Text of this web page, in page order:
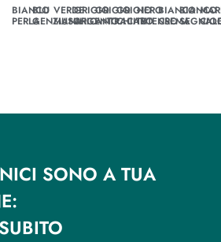
BIANCO
PERLA
BLU
GENZIANA
VERDE
MUSCHIO
GRIGIO
ARGENTO
GRIGIO
ANTRACITE
GRIGIO
CHIARO
NERO
INTENSO
BIANCO
CREMA
BIANCO
SONO A TUA